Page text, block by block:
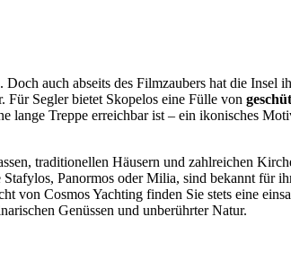
. Doch auch abseits des Filmzaubers hat die Insel
Für Segler bietet Skopelos eine Fülle von
lange Treppe erreichbar ist – ein ikonisches
traditionellen Häusern und zahlreichen
Panormos oder Milia, sind bekannt für
von Cosmos Yachting finden Sie stets eine
Genüssen und unberührter Natur.